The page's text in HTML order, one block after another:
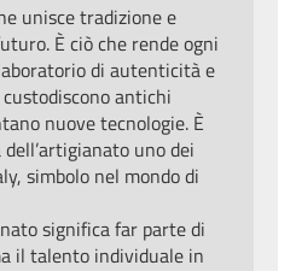
unisce tradizione e
È ciò che rende ogni
di autenticità e
antichi
nuove tecnologie. È
uno dei
simbolo nel mondo di
significa far parte di
il talento individuale in